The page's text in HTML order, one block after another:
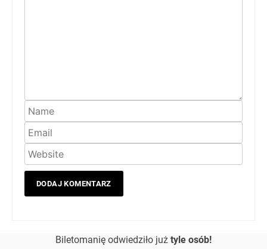
Biletomanię odwiedziło już tyle osób!